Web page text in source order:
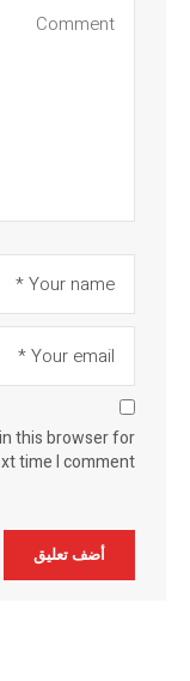
this browser for
time I comment.